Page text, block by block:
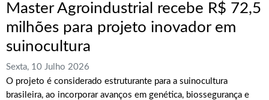
Master Agroindustrial recebe R$ 72,5
milhões para projeto inovador em
suinocultura
Sexta, 10 Julho 2026
O projeto é considerado estruturante para a suinocultura
brasileira, ao incorporar avanços em genética, biossegurança e